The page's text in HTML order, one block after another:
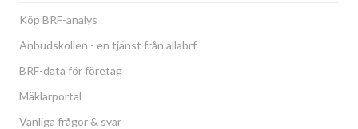
Köp BRF-analys
Anbudskollen - en tjänst från allabrf
BRF-data för företag
Mäklarportal
Vanliga frågor & svar